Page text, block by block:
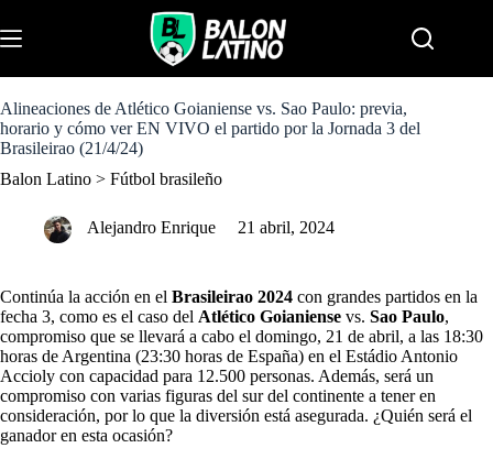
k
i
o
c
o
t
Alineaciones de Atlético Goianiense vs. Sao Paulo: previa,
horario y cómo ver EN VIVO el partido por la Jornada 3 del
Brasileirao (21/4/24)
Balon Latino > Fútbol brasileño
Alejandro Enrique 21 abril, 2024
Continúa la acción en el Brasileirao 2024 con grandes partidos en la
fecha 3, como es el caso del Atlético Goianiense vs. Sao Paulo,
compromiso que se llevará a cabo el domingo, 21 de abril, a las 18:30
horas de Argentina (23:30 horas de España) en el Estádio Antonio
Accioly con capacidad para 12.500 personas. Además, será un
compromiso con varias figuras del sur del continente a tener en
consideración, por lo que la diversión está asegurada. ¿Quién será el
ganador en esta ocasión?